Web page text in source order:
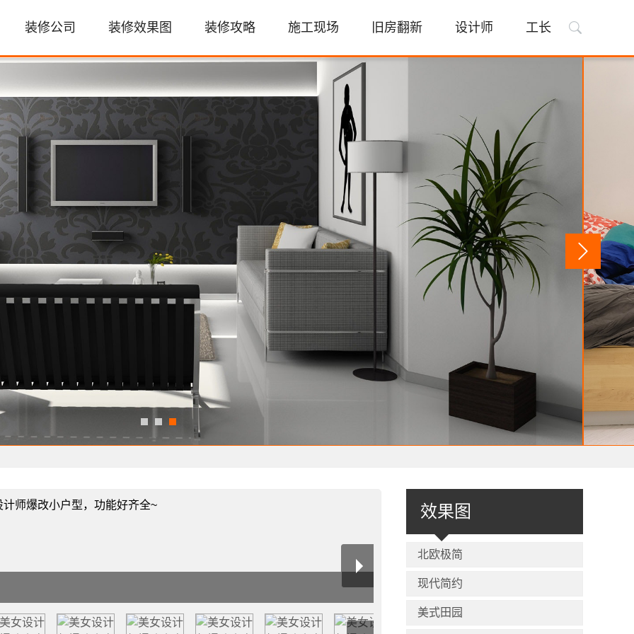
装修公司 装修效果图 装修攻略 施工现场 旧房翻新 设计师 工长
效果图
北欧极简
现代简约
美式田园